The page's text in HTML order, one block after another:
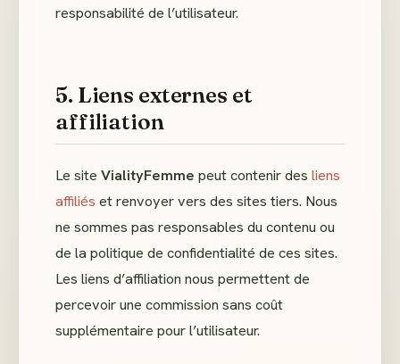
responsabilité de l’utilisateur.
5. Liens externes et
affiliation
Le siteVialityFemme peut contenir desliens
affiliés et renvoyer vers des sites tiers. Nous
ne sommes pas responsables du contenu ou
de la politique de confidentialité de ces sites.
Les liens d’affiliation nous permettent de
percevoir une commission sans coût
supplémentaire pour l’utilisateur.